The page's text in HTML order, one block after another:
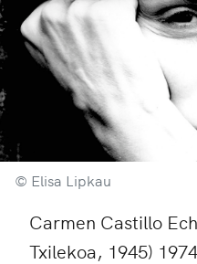
© Elisa Lipkau
Carmen Castillo
Txilekoa, 1945)